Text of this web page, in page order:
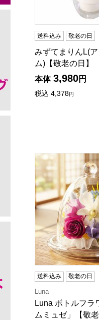
送料込み 敬老の日
みずてまりんL(
ム)【敬老の日】
本体 3,980円
税込 4,378円
Luna ボトルフラ
送料込み 敬老の日
Luna
Luna ボトルフラ
ムミュゼ」【敬